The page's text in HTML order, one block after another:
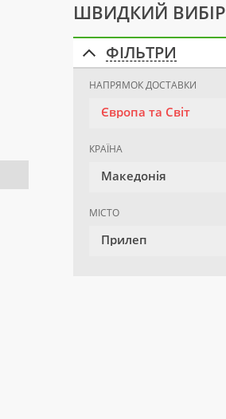
ШВИДКИЙ ВИБІР
ФІЛЬТРИ
НАПРЯМОК ДОСТАВКИ
Європа та Світ
КРАЇНА
Македонія
МІСТО
Прилеп